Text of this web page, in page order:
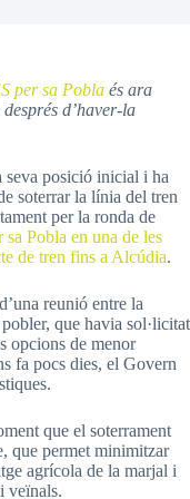
per sa Pobla és ara
d’haver-la
posició inicial i ha
soterrar la línia del tren
per la ronda de
Pobla en una de les
de tren fins a Alcúdia.
reunió entre la
que havia sol·licitat
opcions de menor
fa pocs dies, el Govern
que el soterrament
que permet minimitzar
agrícola de la marjal i
veïnals.